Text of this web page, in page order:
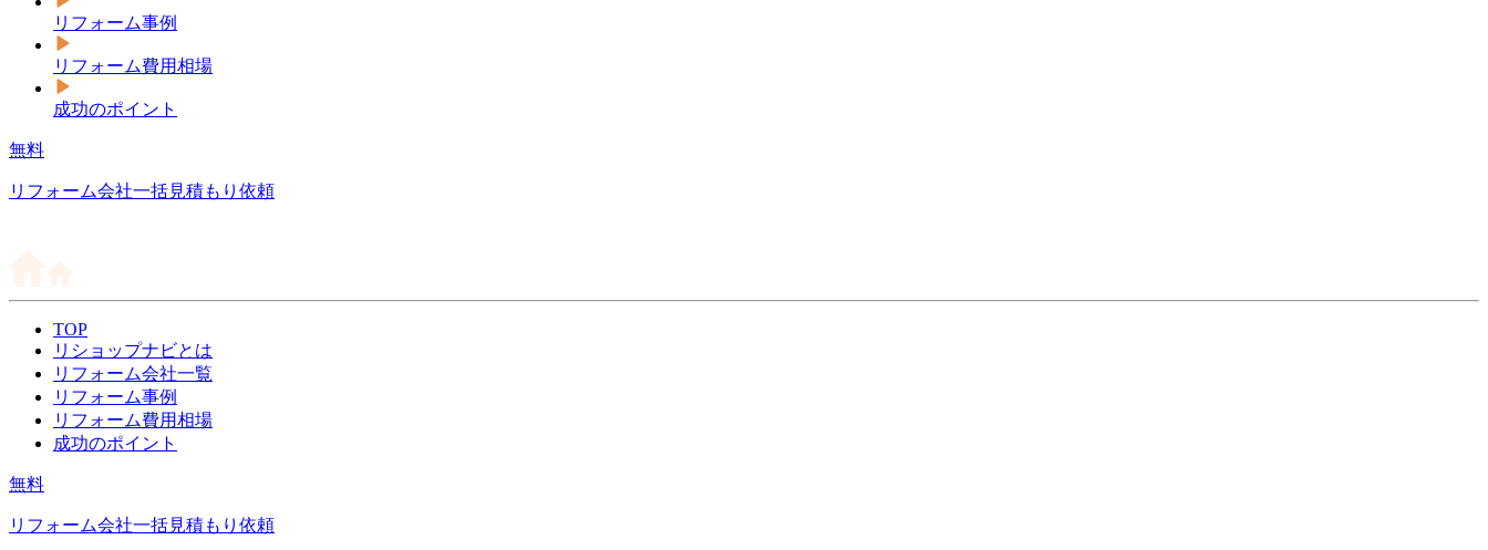
リフォーム事例
リフォーム費用相場
成功のポイント
無料
リフォーム会社一括見積もり依頼
TOP
リショップナビとは
リフォーム会社一覧
リフォーム事例
リフォーム費用相場
成功のポイント
無料
リフォーム会社一括見積もり依頼